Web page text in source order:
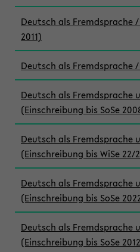
Deutsch als Fremdsprache
2011)
Deutsch als Fremdsprache
Deutsch als Fremdsprache
(Einschreibung bis SoSe
Deutsch als Fremdsprache
(Einschreibung bis WiSe 22/
Deutsch als Fremdsprache
(Einschreibung bis SoSe
Deutsch als Fremdsprache
(Einschreibung bis SoSe